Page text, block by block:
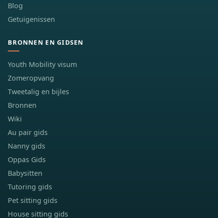
Blog
Getuigenissen
BRONNEN EN GIDSEN
Youth Mobility visum
Zomeropvang
Tweetalig en bijles
Bronnen
Wiki
Au pair gids
Nanny gids
Oppas Gids
Babysitten
Tutoring gids
Pet sitting gids
House sitting gids